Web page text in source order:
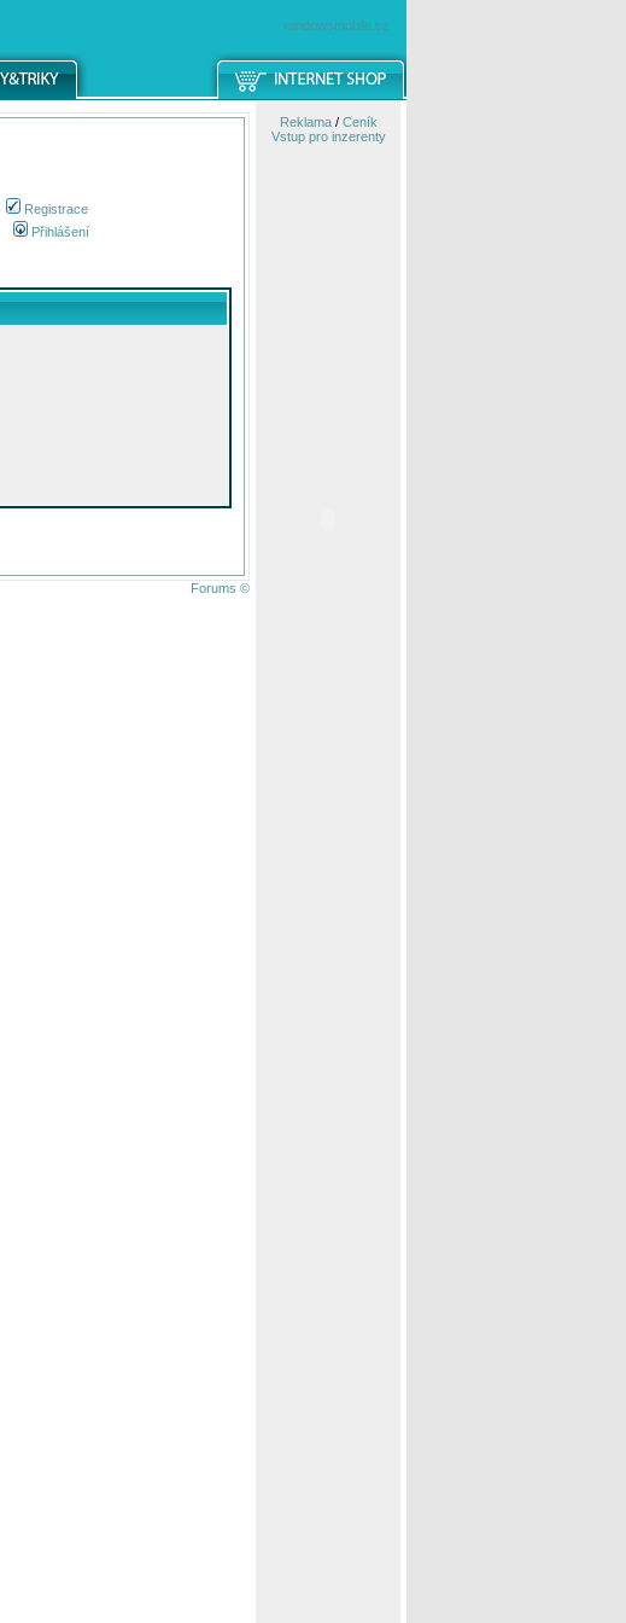
windowsmobile.cz
Registrace
Přihlášení
Forums ©
Reklama/ Ceník
Vstup pro inzerenty